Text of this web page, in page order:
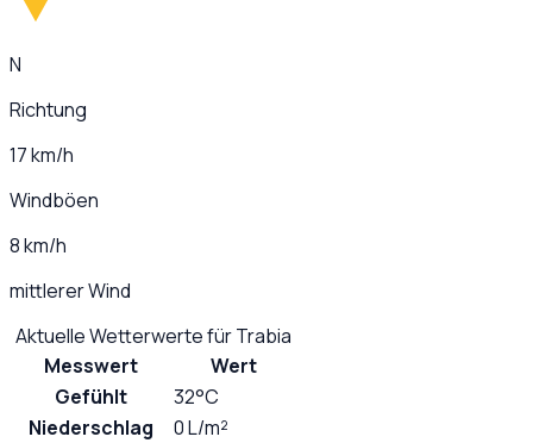
N
Richtung
17 km/h
Windböen
8 km/h
mittlerer Wind
Aktuelle Wetterwerte fürTrabia
Messwert
Wert
Gefühlt
32°C
Niederschlag
0 L/m²